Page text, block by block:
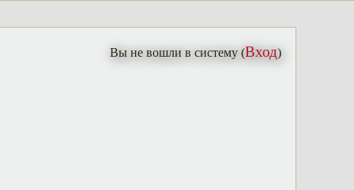
Вы не вошли в систему (Вход)